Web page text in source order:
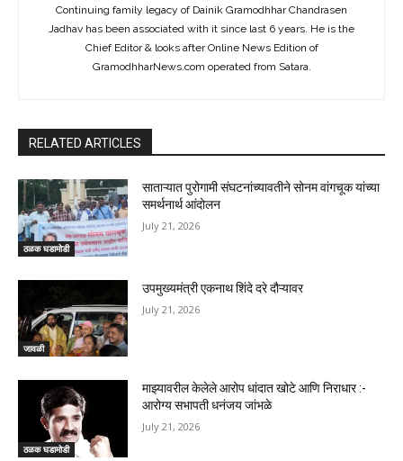
Continuing family legacy of Dainik Gramodhhar Chandrasen
Jadhav has been associated with it since last 6 years. He is the
Chief Editor & looks after Online News Edition of
GramodhharNews.com operated from Satara.
RELATED ARTICLES
ठळक घडामोडी
साताऱ्यात पुरोगामी संघटनांच्यावतीने सोनम वांगचूक यांच्या
समर्थनार्थ आंदोलन
July 21, 2026
जावळी
उपमुख्यमंत्री एकनाथ शिंदे दरे दौऱ्यावर
July 21, 2026
ठळक घडामोडी
माझ्यावरील केलेले आरोप धांदात खोटे आणि निराधार :-
आरोग्य सभापती धनंजय जांभळे
July 21, 2026